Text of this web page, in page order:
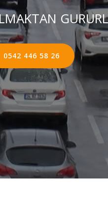
0542 446 58 26